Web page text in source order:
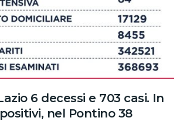
6 decessi e 703 casi. In
nel Pontino 38